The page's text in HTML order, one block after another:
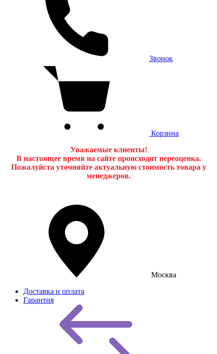
Звонок
Корзина
Уважаемые клиенты!
В настоящее время на сайте происходит переоценка.
Пожалуйста уточняйте актуальную стоимость товара у
менеджеров.
Москва
Доставка и оплата
Гарантия